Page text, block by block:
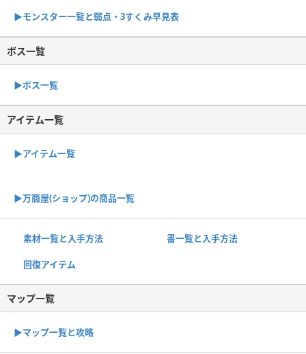
▶︎モンスター一覧と弱点・3すくみ早見表
ボス一覧
▶︎ボス一覧
アイテム一覧
▶アイテム一覧
▶︎万商屋(ショップ)の商品一覧
素材一覧と入手方法 書一覧と入手方法
回復アイテム
マップ一覧
▶︎マップ一覧と攻略